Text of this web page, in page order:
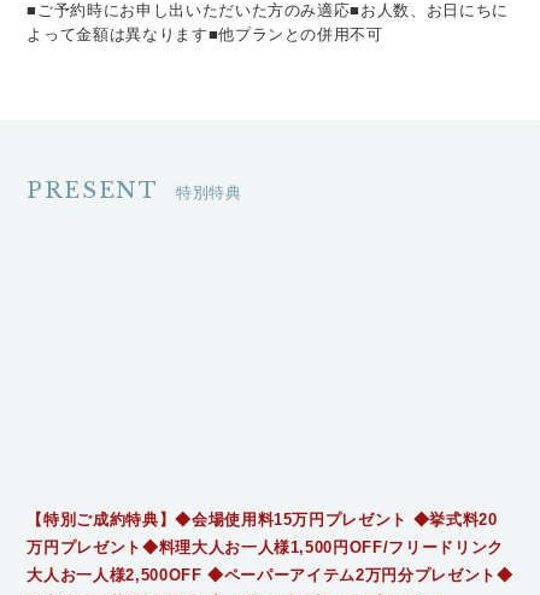
■ご予約時にお申し出いただいた方のみ適応■お人数、お日にちに
よって金額は異なります■他プランとの併用不可
PRESENT 特別特典
【特別ご成約特典】◆会場使用料15万円プレゼント ◆挙式料20
万円プレゼント◆料理大人お一人様1,500円OFF/フリードリンク
大人お一人様2,500OFF ◆ペーパーアイテム2万円分プレゼント◆